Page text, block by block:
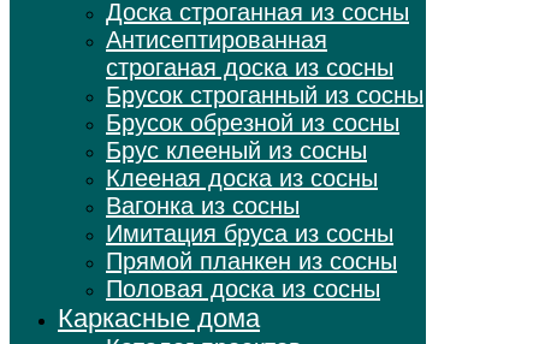
Доска строганная из сосны
Антисептированная
строганая доска из сосны
Брусок строганный из сосны
Брусок обрезной из сосны
Брус клееный из сосны
Клееная доска из сосны
Вагонка из сосны
Имитация бруса из сосны
Прямой планкен из сосны
Половая доска из сосны
Каркасные дома